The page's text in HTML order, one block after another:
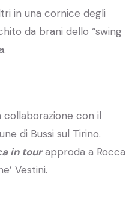
in una cornice degli
da brani dello “swing
con il
di Bussi sul Tirino.
in tourapproda a Rocca
Vestini.